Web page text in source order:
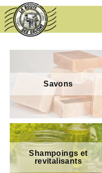
Savons
Shampoings et
revitalisants